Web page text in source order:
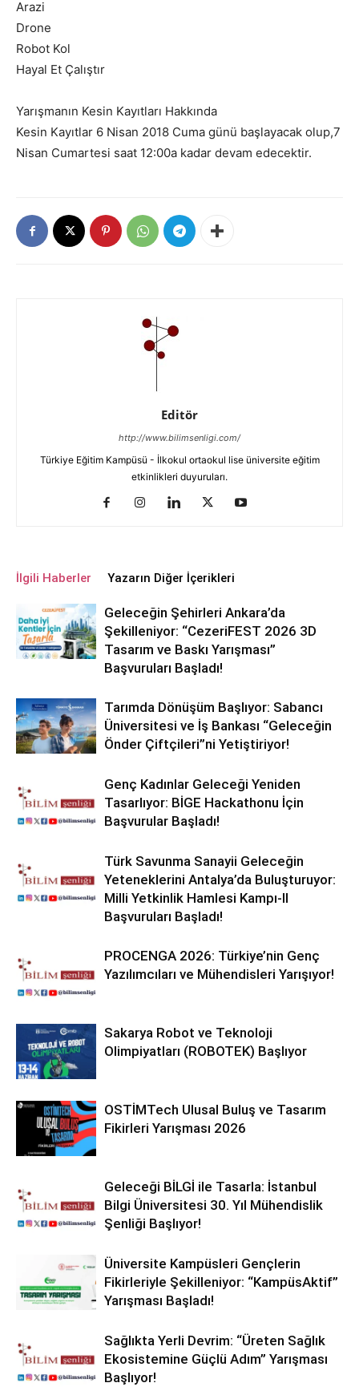
Arazi
Drone
Robot Kol
Hayal Et Çalıştır
Yarışmanın Kesin Kayıtları Hakkında
Kesin Kayıtlar 6 Nisan 2018 Cuma günü başlayacak olup,7
Nisan Cumartesi saat 12:00a kadar devam edecektir.
Editör
http://www.bilimsenligi.com/
Türkiye Eğitim Kampüsü - İlkokul ortaokul lise üniversite eğitim
etkinlikleri duyuruları.
İlgili Haberler Yazarın Diğer İçerikleri
Geleceğin Şehirleri Ankara’da
Şekilleniyor: “CezeriFEST 2026 3D
Tasarım ve Baskı Yarışması”
Başvuruları Başladı!
Tarımda Dönüşüm Başlıyor: Sabancı
Üniversitesi ve İş Bankası “Geleceğin
Önder Çiftçileri”ni Yetiştiriyor!
Genç Kadınlar Geleceği Yeniden
Tasarlıyor: BİGE Hackathonu İçin
Başvurular Başladı!
Türk Savunma Sanayii Geleceğin
Yeteneklerini Antalya’da Buluşturuyor:
Milli Yetkinlik Hamlesi Kampı-II
Başvuruları Başladı!
PROCENGA 2026: Türkiye’nin Genç
Yazılımcıları ve Mühendisleri Yarışıyor!
Sakarya Robot ve Teknoloji
Olimpiyatları (ROBOTEK) Başlıyor
OSTİMTech Ulusal Buluş ve Tasarım
Fikirleri Yarışması 2026
Geleceği BİLGİ ile Tasarla: İstanbul
Bilgi Üniversitesi 30. Yıl Mühendislik
Şenliği Başlıyor!
Üniversite Kampüsleri Gençlerin
Fikirleriyle Şekilleniyor: “KampüsAktif”
Yarışması Başladı!
Sağlıkta Yerli Devrim: “Üreten Sağlık
Ekosistemine Güçlü Adım” Yarışması
Başlıyor!